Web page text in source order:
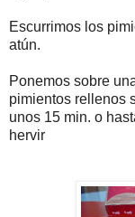
Escurrimos los
atún.
Ponemos sobre
pimientos rellenos
unos 15 min. o
hervir